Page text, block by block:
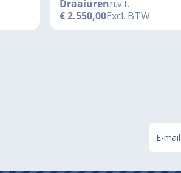
Draaiurenn.v.t.
€2.550,00Excl. BTW